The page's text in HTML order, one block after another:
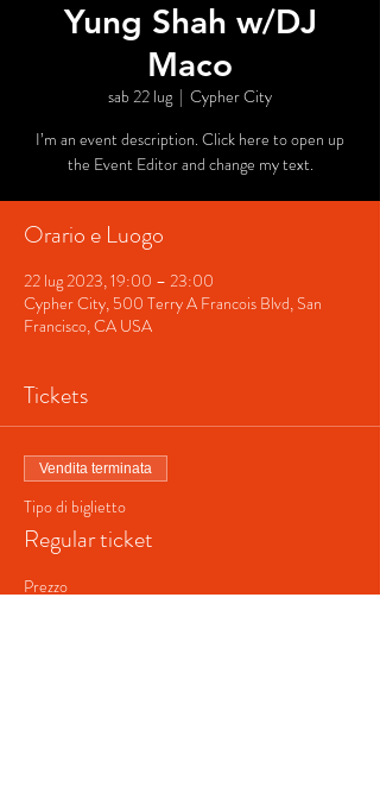
Yung Shah w/DJ
Maco
sab 22 lug
  |
Cypher City
I’m an event description. Click here to open up
the Event Editor and change my text.
Orario e Luogo
22 lug 2023, 19:00 – 23:00
Cypher City, 500 Terry A Francois Blvd, San
Francisco, CA USA
Tickets
Vendita terminata
Tipo di biglietto
Regular ticket
Prezzo